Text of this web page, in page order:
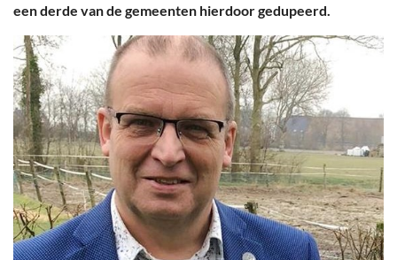
een derde van de gemeenten hierdoor gedupeerd.